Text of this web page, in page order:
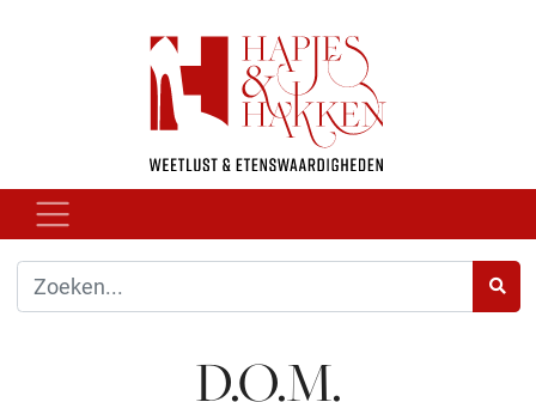
D.O.M.